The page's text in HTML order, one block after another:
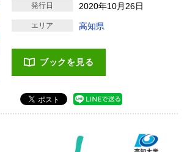
発行日 2020年10月26日
エリア 高知県
ブックを見る